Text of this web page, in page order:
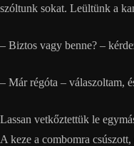
szóltunk sokat. Leültünk a
– Biztos vagy benne? –
– Már régóta – válaszoltam,
Lassan vetkőztettük le
A keze a combomra